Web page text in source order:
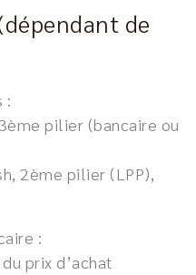
de
:
pilier (bancaire ou
2ème pilier (LPP),
:
prix d’achat